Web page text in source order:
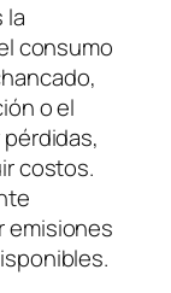
la
consumo
o el
costos.
emisiones